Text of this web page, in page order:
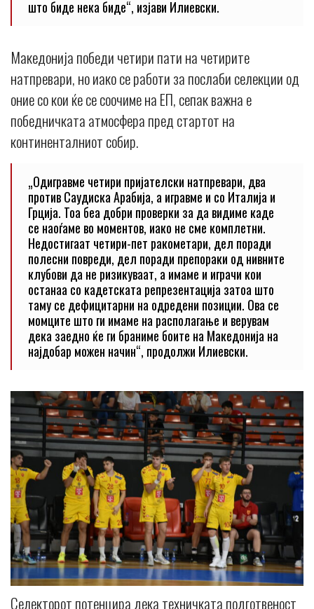
што биде нека биде“, изјави Илиевски.
Македонија победи четири пати на четирите
натпревари, но иако се работи за послаби селекции од
оние со кои ќе се соочиме на ЕП, сепак важна е
победничката атмосфера пред стартот на
континенталниот собир.
„Одигравме четири пријателски натпревари, два
против Саудиска Арабија, а игравме и со Италија и
Грција. Тоа беа добри проверки за да видиме каде
се наоѓаме во моментов, иако не сме комплетни.
Недостигаат четири-пет ракометари, дел поради
полесни повреди, дел поради препораки од нивните
клубови да не ризикуваат, а имаме и играчи кои
останаа со кадетската репрезентација затоа што
таму се дефицитарни на одредени позиции. Ова се
момците што ги имаме на располагање и верувам
дека заедно ќе ги браниме боите на Македонија на
најдобар можен начин“, продолжи Илиевски.
Селекторот потенцира дека техничката подготвеност